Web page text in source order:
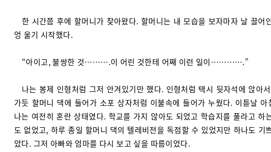
한 시간쯤 후에 할머니가 찾아왔다. 할머니는 내 모습을 보자마자 날 끌어
엉 울기 시작했다.
“아이고, 불쌍한 것……….이 어린 것한테 어째 이런 일이………….”
나는 봉제 인형처럼 그저 안겨있기만 했다. 인형처럼 택시 뒷자석에 앉아
가듯 할머니 댁에 들어가 소포 상자처럼 이불속에 들어가 누웠다. 이튿날 아
나는 여전히 혼란 상태였다. 학교를 가지 않아도 되었고 학습지를 풀라고 하
도 없었고, 하루 종일 할머니 댁의 텔레비전을 독점할 수 있었지만 하나도 기
았다. 그저 아빠와 엄마를 다시 보고 싶을 따름이었다.